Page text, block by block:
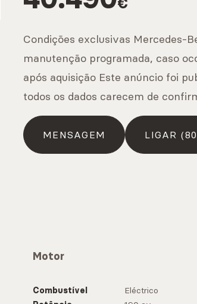
MENSAGEM LIGAR
Condições exclusivas Mercedes-
manutenção programada, caso
após aquisição Este anúncio foi
todos os dados carecem de
Motor
Combustível
Eléctrico